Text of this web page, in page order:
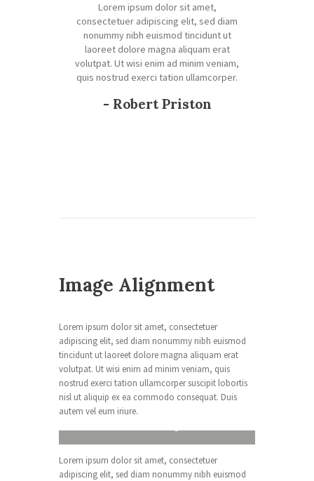
Lorem ipsum dolor sit amet,
consectetuer adipiscing elit, sed diam
nonummy nibh euismod tincidunt ut
laoreet dolore magna aliquam erat
volutpat. Ut wisi enim ad minim veniam,
quis nostrud exerci tation ullamcorper.
- Robert Priston
Image Alignment
Lorem ipsum dolor sit amet, consectetuer
adipiscing elit, sed diam nonummy nibh euismod
tincidunt ut laoreet dolore magna aliquam erat
volutpat. Ut wisi enim ad minim veniam, quis
nostrud exerci tation ullamcorper suscipit lobortis
nisl ut aliquip ex ea commodo consequat. Duis
autem vel eum iriure.
Lorem ipsum dolor sit amet, consectetuer
adipiscing elit, sed diam nonummy nibh euismod